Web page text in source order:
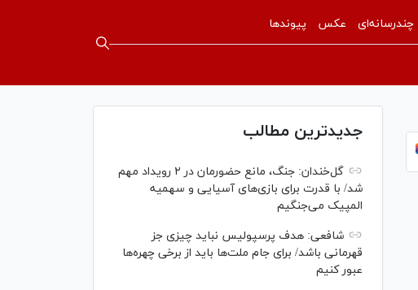
چندرسانه‌ای عکس پیوندها
جدیدترین مطالب
گل‌خندان: جنگ، مانع حضورمان در ۲ رویداد مهم
شد/ با قدرت برای بازی‌های آسیایی و سهمیه
المپیک می‌جنگیم
شافعی: هدف پرسپولیس نباید چیزی جز
قهرمانی باشد/ برای جام ملت‌ها باید از برخی چهره‌ها
عبور کنیم